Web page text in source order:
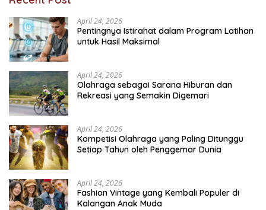
April 24, 2026
Pentingnya Istirahat dalam Program Latihan
untuk Hasil Maksimal
April 24, 2026
Olahraga sebagai Sarana Hiburan dan
Rekreasi yang Semakin Digemari
April 24, 2026
Kompetisi Olahraga yang Paling Ditunggu
Setiap Tahun oleh Penggemar Dunia
April 24, 2026
Fashion Vintage yang Kembali Populer di
Kalangan Anak Muda